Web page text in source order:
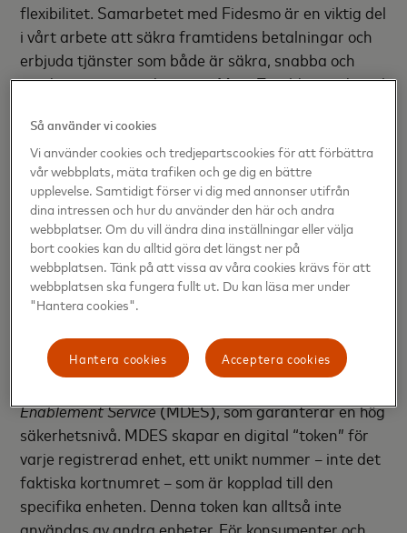
flexibilitet. Samarbetet med Fidesmo är en viktig del
i vårt arbete att säkra framtidens betalningar och
erbjuda tjänster som både är säkra, snabba och
smidiga att använda, säger Mats Taraldsson, digital
fintechsamarbeten, Mastercard Norden och
Baltikum.
– Vi ser en större och större efterfrågan på
alternativ till traditionella betalningssätt. Fidesmo
gör det möjligt för klockvarumärken som TRIWA att
möta denna efterfrågan, och vi är stolta att kunna
lansera Tapster tillsammans med TRIWA, säger
Mattias Eld, CEO och co-founder Fidesmo.
Betalningar via Tapster sker genom Mastercards
Enablement Service(MDES), som garanterar en hög
säkerhetsnivå. MDES skapar en digital “token” för
varje registrerad enhet, ett unikt nummer – inte det
faktiska kortnumret – som är kopplad till den
specifika enheten. Denna token kan alltså inte
användas av andra enheter. För konsumenter och
Så använder vi cookies
Vi använder cookies och tredjepartscookies för att förbättra
vår webbplats, mäta trafiken och ge dig en bättre
upplevelse. Samtidigt förser vi dig med annonser utifrån
dina intressen och hur du använder den här och andra
webbplatser. Om du vill ändra dina inställningar eller välja
bort cookies kan du alltid göra det längst ner på
webbplatsen. Tänk på att vissa av våra cookies krävs för att
webbplatsen ska fungera fullt ut. Du kan läsa mer under
"Hantera cookies".
Acceptera cookies
Hantera cookies